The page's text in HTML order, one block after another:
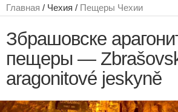
Главная / Чехия / Пещеры Чехии
Збрашовске
пещеры —
aragonitové jeskyně